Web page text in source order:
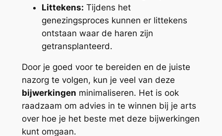
Littekens: Tijdens het
genezingsproces kunnen er littekens
ontstaan waar de haren zijn
getransplanteerd.
Door je goed voor te bereiden en de juiste
nazorg te volgen, kun je veel van deze
bijwerkingen minimaliseren. Het is ook
raadzaam om advies in te winnen bij je arts
over hoe je het beste met deze bijwerkingen
kunt omgaan.